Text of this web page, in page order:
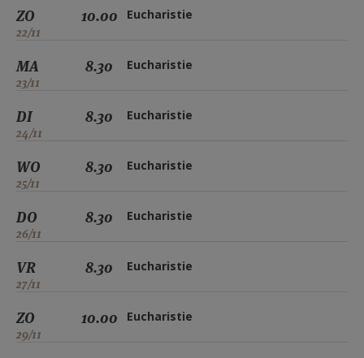
ZO
22/11
10.00 Eucharistie
MA
23/11
8.30 Eucharistie
DI
24/11
8.30 Eucharistie
WO
25/11
8.30 Eucharistie
DO
26/11
8.30 Eucharistie
VR
27/11
8.30 Eucharistie
ZO
29/11
10.00 Eucharistie